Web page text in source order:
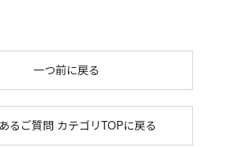
一つ前に戻る
るご質問 カテゴリTOPに戻る